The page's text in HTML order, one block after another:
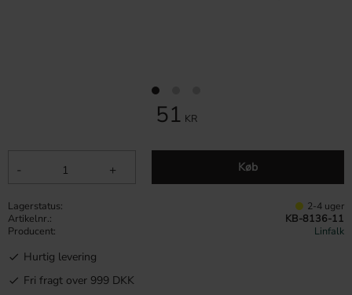
51 KR
+
- Køb
Lagerstatus 2-4 uger
Artikelnr.
KB-8136-11
Producent
Linfalk
Hurtig levering
Fri fragt over 999 DKK